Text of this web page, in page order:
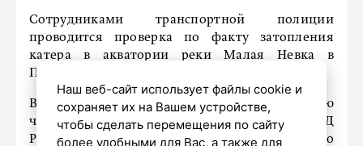
Сотрудниками транспортной полиции
проводится проверка по факту затопления
катера в акватории реки Малая Невка в
Петербурге.
В пятницу, 29 августа, около 00:10 в дежурную
часть Петербургского линейного отдела МВД
России на водном транспорте поступило
Наш веб-сайт использует файлы cookie и
сохраняет их на Вашем устройстве,
чтобы сделать перемещения по сайту
более удобными для Вас, а также для